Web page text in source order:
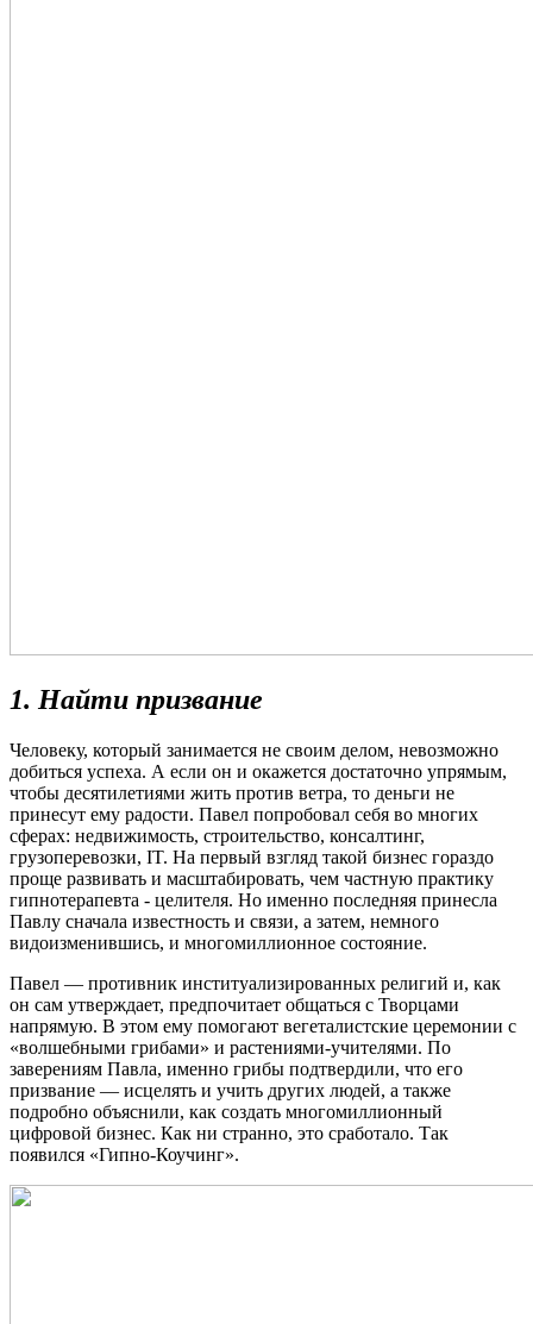
1. Найти призвание
Человеку, который занимается не своим делом, невозможно
добиться успеха. А если он и окажется достаточно упрямым,
чтобы десятилетиями жить против ветра, то деньги не
принесут ему радости. Павел попробовал себя во многих
сферах: недвижимость, строительство, консалтинг,
грузоперевозки, IT. На первый взгляд такой бизнес гораздо
проще развивать и масштабировать, чем частную практику
гипнотерапевта - целителя. Но именно последняя принесла
Павлу сначала известность и связи, а затем, немного
видоизменившись, и многомиллионное состояние.
Павел — противник институализированных религий и, как
он сам утверждает, предпочитает общаться с Творцами
напрямую. В этом ему помогают вегеталистские церемонии с
«волшебными грибами» и растениями-учителями. По
заверениям Павла, именно грибы подтвердили, что его
призвание — исцелять и учить других людей, а также
подробно объяснили, как создать многомиллионный
цифровой бизнес. Как ни странно, это сработало. Так
появился «Гипно-Коучинг».